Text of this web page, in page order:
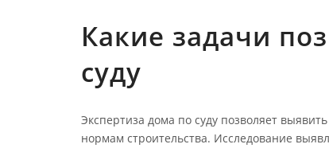
Какие задачи
суду
Экспертиза дома по суду позволяет
нормам строительства. Исследование